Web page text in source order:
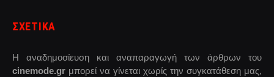
ΣΧΕΤΙΚΑ
Η αναδημοσίευση και αναπαραγωγή των άρθρων του
cinemode.gr μπορεί να γίνεται χωρίς την συγκατάθεση μας,